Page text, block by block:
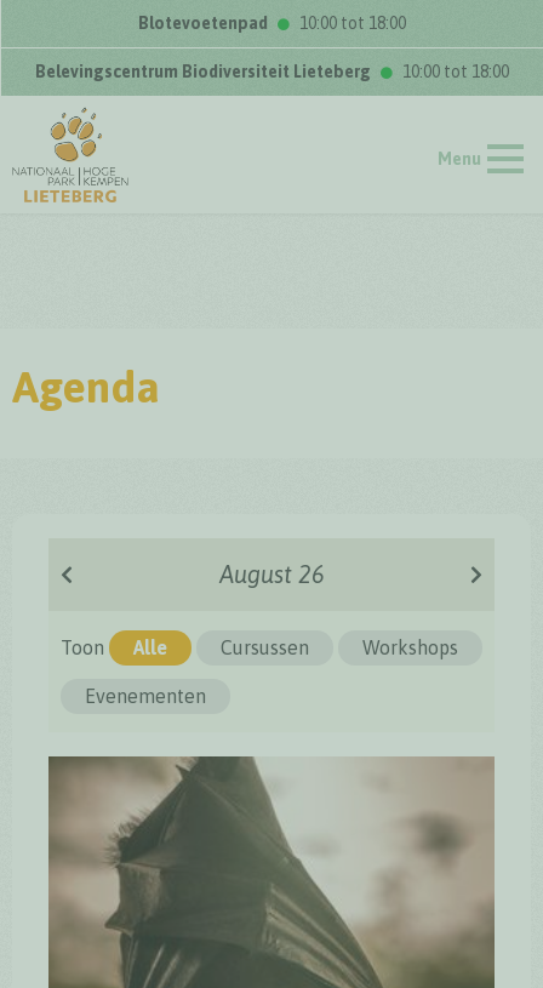
Blotevoetenpad 10:00 tot 18:00
Belevingscentrum Biodiversiteit Lieteberg 10:00 tot 18:00
Menu
Agenda
August 26
Toon Alle Cursussen Workshops
Evenementen